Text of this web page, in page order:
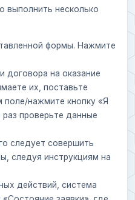
несколько
формы. Нажмите
договора на оказание
их, поставьте
нажмите кнопку «Я
проверьте данные
следует совершить
следуя инструкциям на
действий, система